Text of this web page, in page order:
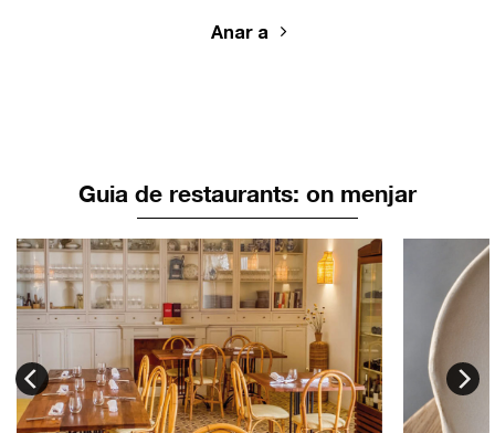
Anar a
Guia de restaurants: on menjar